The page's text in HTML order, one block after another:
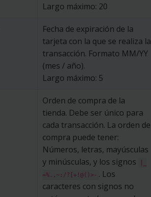
Largo máximo: 20
Fecha de expiración de la
tarjeta con la que se realiza la
transacción. Formato MM/YY
(mes / año).
Largo máximo: 5
Orden de compra de la
tienda. Debe ser único para
cada transacción. La orden de
compra puede tener:
Números, letras, mayúsculas
y minúsculas, y los signos
=%.,~:/?[+!@()>- . Los
caracteres con signos no